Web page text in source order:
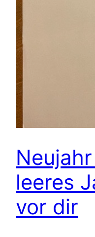
leeres
vor dir